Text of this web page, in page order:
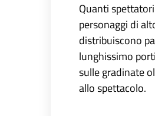
Quanti
personaggi di
distribuiscono
lunghissimo
sulle gradinate
allo spettacolo.